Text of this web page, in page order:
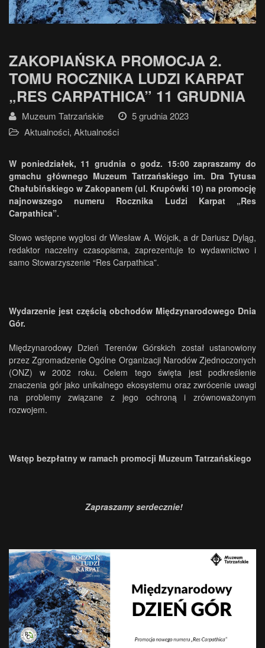
ZAKOPIAŃSKA PROMOCJA 2.
TOMU ROCZNIKA LUDZI KARPAT
„RES CARPATHICA” 11 GRUDNIA
Muzeum Tatrzańskie
5 grudnia 2023
Aktualności, Aktualności
W poniedziałek, 11 grudnia o godz. 15:00 zapraszamy do
gmachu głównego Muzeum Tatrzańskiego im. Dra Tytusa
Chałubińskiego w Zakopanem (ul. Krupówki 10) na promocję
najnowszego numeru Rocznika Ludzi Karpat „Res
Carpathica”.
Słowo wstępne wygłosi dr Wiesław A. Wójcik, a dr Dariusz Dyląg,
redaktor naczelny czasopisma, zaprezentuje to wydawnictwo i
samo Stowarzyszenie “Res Carpathica”.
Wydarzenie jest częścią obchodów Międzynarodowego Dnia
Gór.
Międzynarodowy Dzień Terenów Górskich został ustanowiony
przez Zgromadzenie Ogólne Organizacji Narodów Zjednoczonych
(ONZ) w 2002 roku. Celem tego święta jest podkreślenie
znaczenia gór jako unikalnego ekosystemu oraz zwrócenie uwagi
na problemy związane z jego ochroną i zrównoważonym
rozwojem.
Wstęp bezpłatny w ramach promocji Muzeum Tatrzańskiego
Zapraszamy serdecznie!